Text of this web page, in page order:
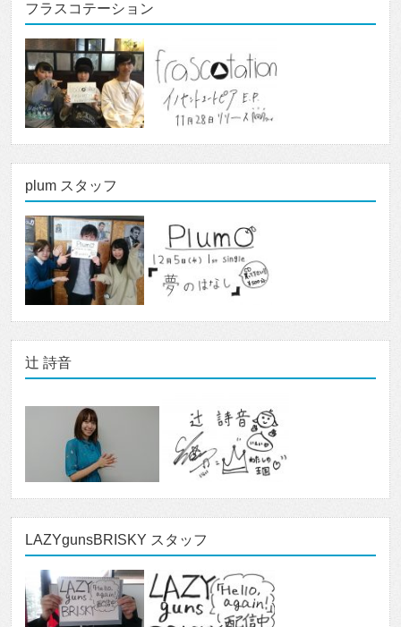
フラスコテーション
plum スタッフ
辻 詩音
LAZYgunsBRISKY スタッフ